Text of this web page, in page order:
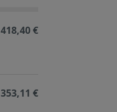
418,40 €
353,11 €